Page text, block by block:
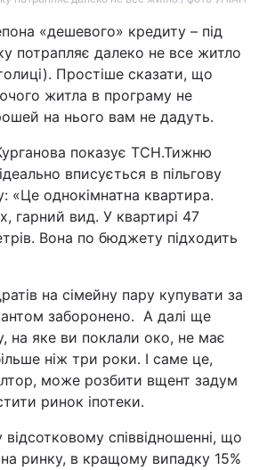
«дешевого» кредиту – під
потрапляє далеко не все житло
Простіше сказати, що
житла в програму не
на нього вам не дадуть.
показує ТСН.Тижню
вписується в пільгову
«Це однокімнатна квартира.
гарний вид. У квартирі 47
Вона по бюджету підходить
на сімейну пару купувати за
заборонено. А далі ще
на яке ви поклали око, не має
ніж три роки. І саме це,
може розбити вщент задум
ринок іпотеки.
співвідношенні, що
ринку, в кращому випадку 15%